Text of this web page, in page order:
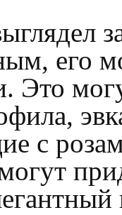
его
Это
с